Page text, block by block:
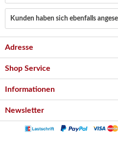
Kunden haben sich ebenfalls
Adresse
Shop Service
Informationen
Newsletter